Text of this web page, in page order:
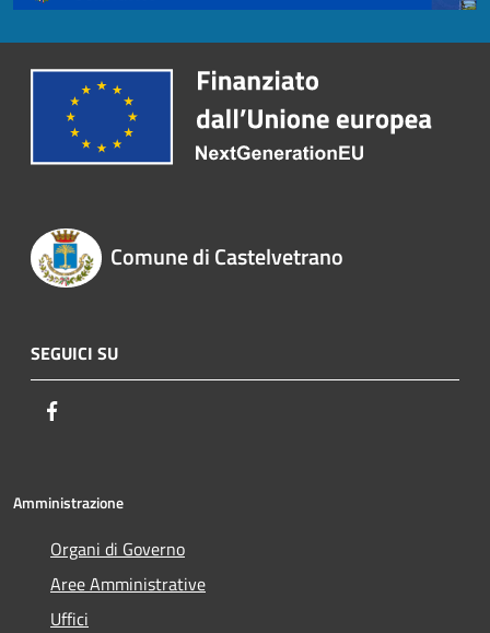
Comune di Castelvetrano
SEGUICI SU
Amministrazione
Organi di Governo
Aree Amministrative
Uffici